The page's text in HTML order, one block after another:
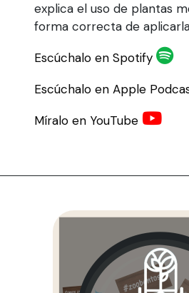
explica el uso de plantas
forma correcta de
Escúchalo en Spotify
Escúchalo en Apple
Míralo en YouTube